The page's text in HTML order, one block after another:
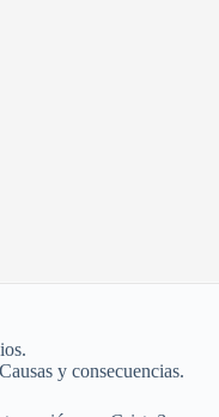
y consecuencias.